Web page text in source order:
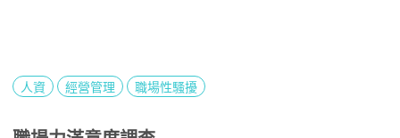
人資 經營管理 職場性騷擾